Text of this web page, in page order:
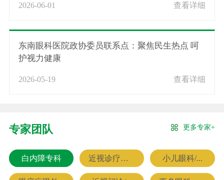
2026-06-01 查看详细
东南眼科医院政协委员联系点：聚焦民生热点 呵
护视力健康
2026-05-19 查看详细
专家团队 更多专家+
白内障专科 近视诊疗专科 小儿眼科/...